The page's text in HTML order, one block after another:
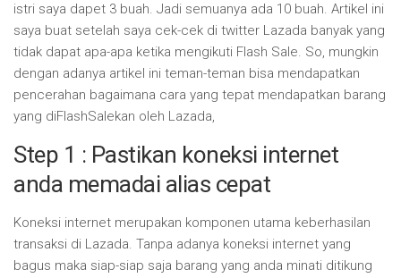
istri saya dapet 3 buah. Jadi semuanya ada 10 buah. Artikel ini
saya buat setelah saya cek-cek di twitter Lazada banyak yang
tidak dapat apa-apa ketika mengikuti Flash Sale. So, mungkin
dengan adanya artikel ini teman-teman bisa mendapatkan
pencerahan bagaimana cara yang tepat mendapatkan barang
yang diFlashSalekan oleh Lazada,
Step 1 : Pastikan koneksi internet
anda memadai alias cepat
Koneksi internet merupakan komponen utama keberhasilan
transaksi di Lazada. Tanpa adanya koneksi internet yang
bagus maka siap-siap saja barang yang anda minati ditikung